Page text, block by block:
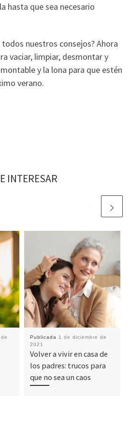
hasta que sea necesario
nuestros consejos? Ahora
vaciar, limpiar, desmontar y
y la lona para que estén
verano.
INTERESAR
Publicada
1 de diciembre de
2021
Volver a vivir en casa de
los padres: trucos para
que no sea un caos